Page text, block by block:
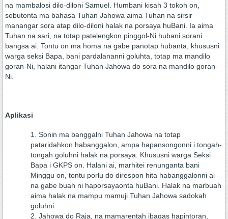
na mambalosi dilo-diloni Samuel. Humbani kisah 3 tokoh on,
sobutonta ma bahasa Tuhan Jahowa aima Tuhan na sirsir
manangar sora atap dilo-diloni halak na porsaya huBani. Ia aima
Tuhan na sari, na totap patelengkon pinggol-Ni hubani sorani
bangsa ai. Tontu on ma homa na gabe panotap hubanta, khususni
warga seksi Bapa, bani pardalananni goluhta, totap ma mandilo
goran-Ni, halani itangar Tuhan Jahowa do sora na mandilo goran-
Ni.
Aplikasi
Sonin ma banggalni Tuhan Jahowa na totap
pataridahkon habanggalon, ampa hapansongonni i tongah-
tongah goluhni halak na porsaya. Khususni warga Seksi
Bapa i GKPS on. Halani ai, marhitei renunganta bani
Minggu on, tontu porlu do direspon hita habanggalonni ai
na gabe buah ni haporsayaonta huBani. Halak na marbuah
aima halak na mampu mamuji Tuhan Jahowa sadokah
goluhni.
Jahowa do Raja, na mamarentah ibagas hapintoran,